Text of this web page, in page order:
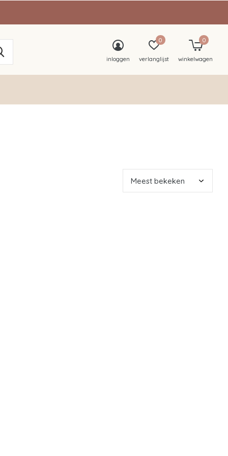
inloggen verlanglijst
0
winkelwagen
0